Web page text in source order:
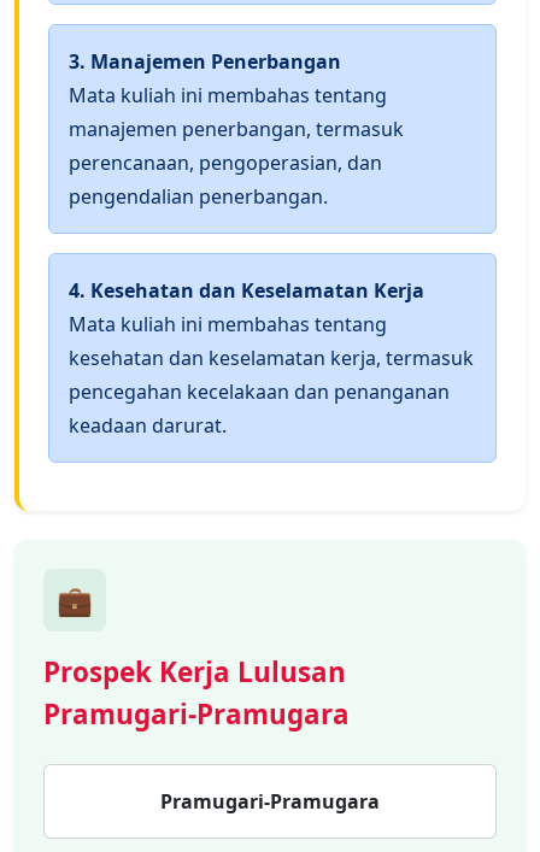
3. Manajemen Penerbangan
Mata kuliah ini membahas tentang
manajemen penerbangan, termasuk
perencanaan, pengoperasian, dan
pengendalian penerbangan.
4. Kesehatan dan Keselamatan Kerja
Mata kuliah ini membahas tentang
kesehatan dan keselamatan kerja, termasuk
pencegahan kecelakaan dan penanganan
keadaan darurat.
💼
Prospek Kerja Lulusan
Pramugari-Pramugara
Pramugari-Pramugara